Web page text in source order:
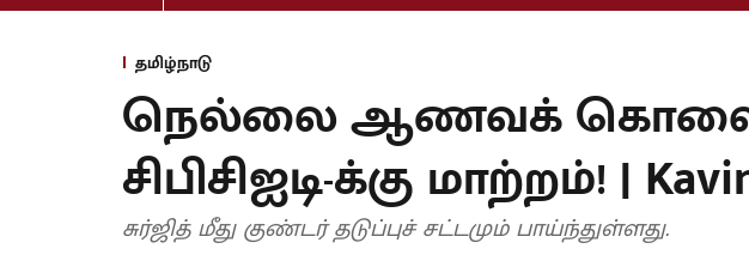
தமிழ்நாடு
நெல்லை ஆணவக் கொலை
சிபிசிஐடி-க்கு மாற்றம்! |
சுர்ஜித் மீது குண்டர் தடுப்புச் சட்டமும் பாய்ந்துள்ளது.